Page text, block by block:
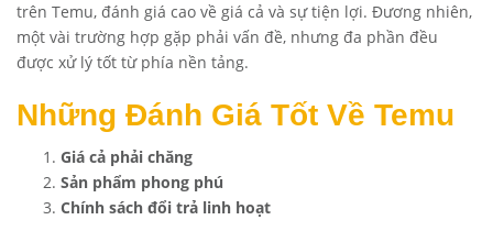
trên Temu, đánh giá cao về giá cả và sự tiện lợi. Đương nhiên,
một vài trường hợp gặp phải vấn đề, nhưng đa phần đều
được xử lý tốt từ phía nền tảng.
Những Đánh Giá Tốt Về Temu
Giá cả phải chăng
Sản phẩm phong phú
Chính sách đổi trả linh hoạt